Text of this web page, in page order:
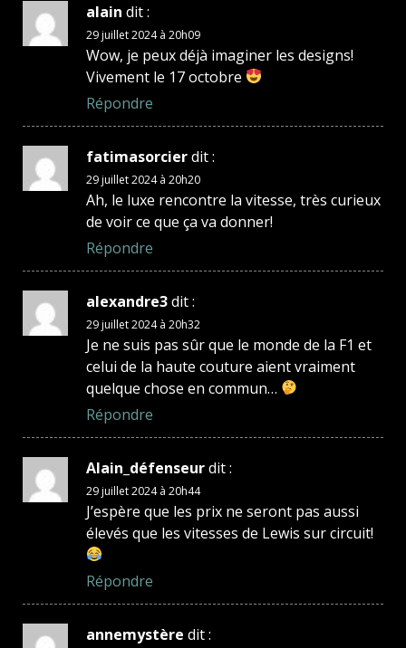
alain dit :
29 juillet 2024 à 20h09
Wow, je peux déjà imaginer les designs!
Vivement le 17 octobre
Répondre
fatimasorcierdit :
29 juillet 2024 à 20h20
Ah, le luxe rencontre la vitesse, très curieux
de voir ce que ça va donner!
Répondre
alexandre3dit :
29 juillet 2024 à 20h32
Je ne suis pas sûr que le monde de la F1 et
celui de la haute couture aient vraiment
quelque chose en commun…
Répondre
Alain_défenseurdit :
29 juillet 2024 à 20h44
J’espère que les prix ne seront pas aussi
élevés que les vitesses de Lewis sur circuit!
Répondre
annemystère dit :